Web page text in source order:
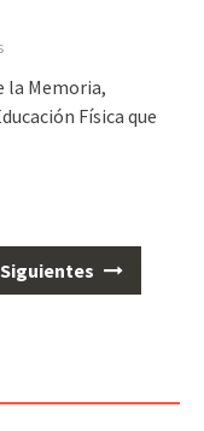
la Memoria,
Física que
Siguientes